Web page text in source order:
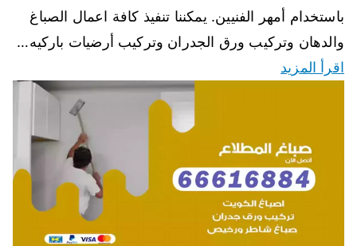
باستخدام أمهر الفنيين. يمكننا تنفيذ كافة اعمال الصباغ
والدهان وتركيب ورق الجدران وتركيب أرضيات باركيه…
اقرأ المزيد